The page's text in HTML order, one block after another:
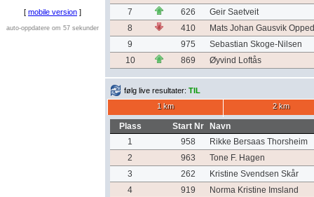
[ mobile version ]
auto-oppdatere om 57 sekunder
7
626
Geir Saetveit
8
410
Mats Johan Gausvik
9
975
Sebastian Skoge-Nilsen
10
869 Øyvind Loftås
følg live resultater: TIL
1 km
2 km
Plass Start Nr
Navn
1
958
Rikke Bersaas Thorsheim
2
963
Tone F. Hagen
3
262
Kristine Svendsen Skår
4
919
Norma Kristine Imsland